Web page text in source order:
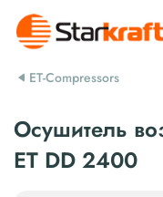
ET-Compressors
Осушитель
ET DD 2400